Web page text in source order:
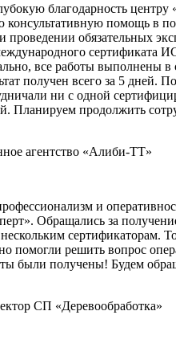
благодарность центру
консультативную помощь в
проведении обязательных
сертификата
все работы выполнены в
получен всего за 5 дней.
ни с одной
Планируем продолжить
агентство «Алиби-ТТ»
и
Обращались за
сертификаторам.
помогли решить вопрос
были получены! Будем
СП «Деревообработка»